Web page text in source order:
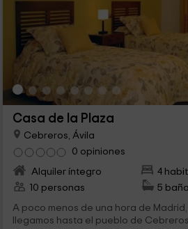
Casa de la Plaza
Cebreros, Ávila
0 opiniones
Alquiler íntegro
4
10 personas
5
A poco menos de una hora de
llegamos hasta el pueblo de